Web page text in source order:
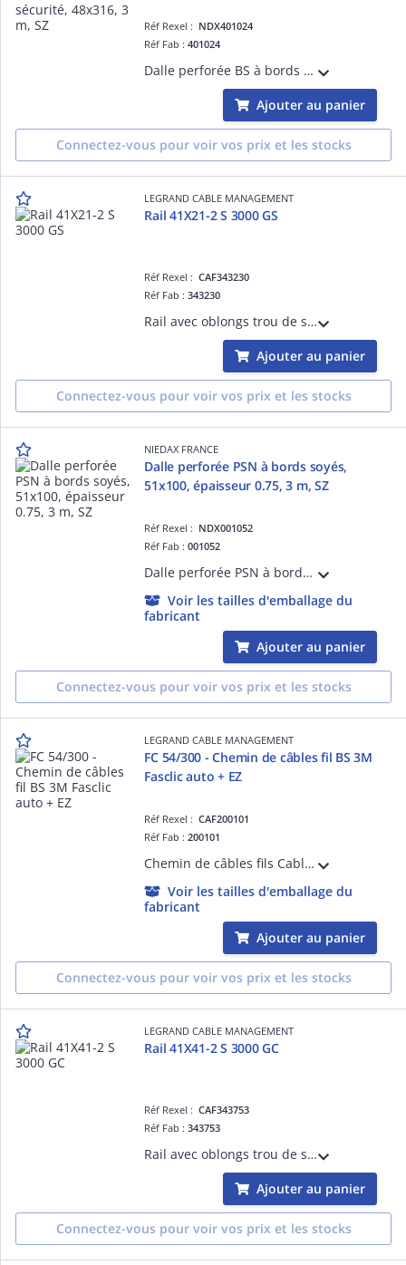
Réf Rexel : NDX401024
Réf Fab :401024
Dalle perforée BS à bords roulés fermés de sécurité, hauteur 48 mm, largeur 316 mm, perforations oblongs 7x25 mm, longueur 3 m, finition SZ.
Ajouter au panier
Connectez-vous pour voir vos prix et les stocks
LEGRAND CABLE MANAGEMENT
Rail 41X21-2 S 3000 GS
Réf Rexel :CAF343230
Réf Fab :343230
Rail avec oblongs trou de serrure R21S pour chemins de câbles fils Cablofil - pour fixation plafond de charges lourdes en balancelle ou pendard - épaisseur 2mm et longueur 3m - finition GS
Ajouter au panier
Connectez-vous pour voir vos prix et les stocks
NIEDAX FRANCE
Dalle perforée PSN à bords soyés,
51x100, épaisseur 0.75, 3 m, SZ
Réf Rexel : NDX001052
Réf Fab :001052
Dalle perforée PSN à bords soyés non coupants, hauteur 51 mm, largeur 100 mm, épaisseur 0.75 mm, perforations 7x25 et perforations n pour le passage des câbles. Longueur 3 m, finition SZ
Voir les tailles d'emballage du
fabricant
Ajouter au panier
Connectez-vous pour voir vos prix et les stocks
LEGRAND CABLE MANAGEMENT
FC 54/300 - Chemin de câbles fil BS 3M
Fasclic auto + EZ
Réf Rexel :CAF200101
Réf Fab :200101
Chemin de câbles fils Cablofil avec éclisse intégrée et bord sécurité FC Fasclic Auto+ - hauteur 54mm, largeur 300mm, longueur 3m - finition EZ
Voir les tailles d'emballage du
fabricant
Ajouter au panier
Connectez-vous pour voir vos prix et les stocks
LEGRAND CABLE MANAGEMENT
Rail 41X41-2 S 3000 GC
Réf Rexel :CAF343753
Réf Fab :343753
Rail avec oblongs trou de serrure R41S pour chemins de câbles fils Cablofil - pour fixation plafond de charges lourdes en balancelle ou pendard - épaisseur 2mm et longueur 3m - finition GC
Ajouter au panier
Connectez-vous pour voir vos prix et les stocks